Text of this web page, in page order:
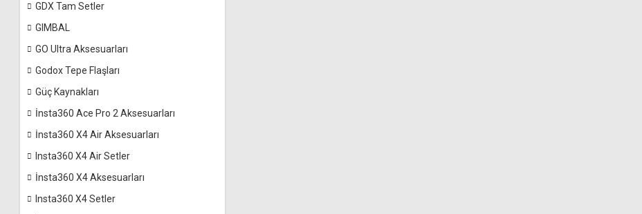
GDX Tam Setler
GIMBAL
GO Ultra Aksesuarları
Godox Tepe Flaşları
Güç Kaynakları
İnsta360 Ace Pro 2 Aksesuarları
İnsta360 X4 Air Aksesuarları
Insta360 X4 Air Setler
İnsta360 X4 Aksesuarları
Insta360 X4 Setler